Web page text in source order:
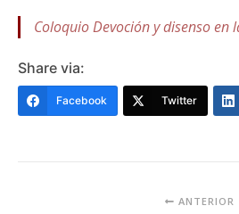
Coloquio Devoción y disenso
Share via:
Facebook Twitter
ANTERIOR